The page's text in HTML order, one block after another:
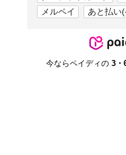
メルペイ
あと払い
今ならペイディの 3・